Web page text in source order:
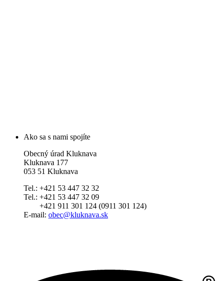
Ako sa s nami spojíte
Obecný úrad Kluknava
Kluknava 177
053 51 Kluknava
Tel.: +421 53 447 32 32
Tel.: +421 53 447 32 09
+421 911 301 124 (0911 301 124)
E-mail: obec@kluknava.sk